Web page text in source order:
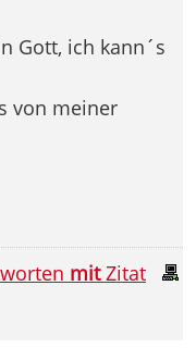
Gott, ich kann´s
von meiner
mitZitat